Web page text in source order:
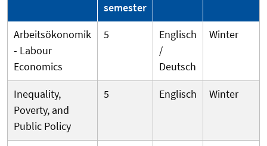
semester
Arbeitsökonomik
- Labour
Economics
5
Englisch
/
Deutsch
Winter
Inequality,
Poverty, and
Public Policy
5 Englisch Winter